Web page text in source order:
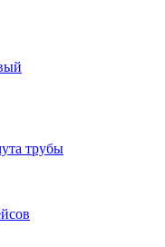
трубы